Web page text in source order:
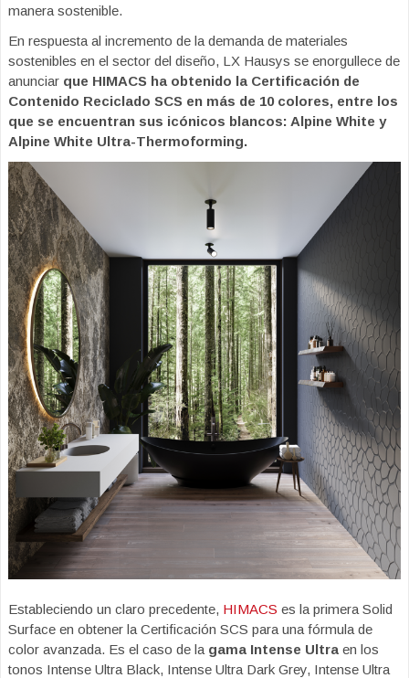
manera sostenible.
En respuesta al incremento de la demanda de materiales
sostenibles en el sector del diseño, LX Hausys se enorgullece de
anunciar que HIMACS ha obtenido la Certificación de
Contenido Reciclado SCS en más de 10 colores, entre los
que se encuentran sus icónicos blancos: Alpine White y
Alpine White Ultra-Thermoforming.
Estableciendo un claro precedente, HIMACS es la primera Solid
Surface en obtener la Certificación SCS para una fórmula de
color avanzada. Es el caso de la gama Intense Ultra en los
tonos Intense Ultra Black, Intense Ultra Dark Grey, Intense Ultra